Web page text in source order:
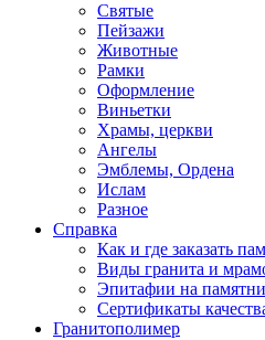
Святые
Пейзажи
Животные
Рамки
Оформление
Виньетки
Храмы, церкви
Ангелы
Эмблемы, Ордена
Ислам
Разное
Справка
Как и где заказать
Виды гранита и
Эпитафии на
Сертификаты
Гранитополимер